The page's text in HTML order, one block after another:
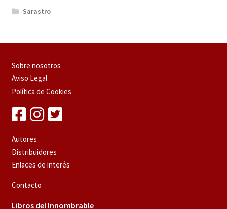
Sarastro
Sobre nosotros
Aviso Legal
Política de Cookies
Autores
Distribuidores
Enlaces de interés
Contacto
Libros del Innombrable